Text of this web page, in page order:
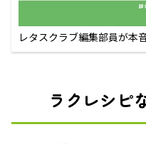
レタスクラブ編集部員が本
ラクレシピ